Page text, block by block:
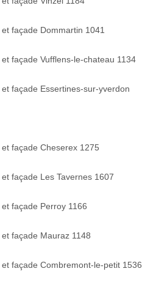
façade Dommartin 1041
façade Vufflens-le-chateau 1134
façade Essertines-sur-yverdon
façade Cheserex 1275
façade Les Tavernes 1607
façade Perroy 1166
façade Mauraz 1148
façade Combremont-le-petit 1536